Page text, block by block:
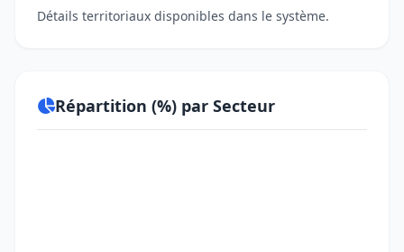
Détails territoriaux disponibles dans le système.
Répartition (%) par Secteur